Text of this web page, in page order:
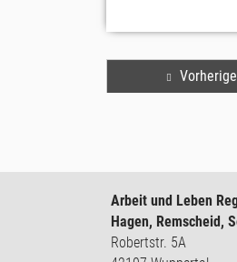
Arbeit und Leben
Hagen, Remscheid,
Robertstr. 5A